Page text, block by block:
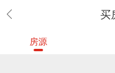
买
房源